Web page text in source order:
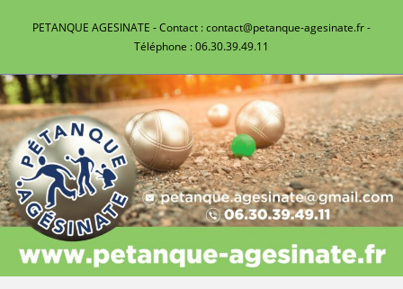
PETANQUE AGESINATE - Contact : contact@petanque-agesinate.fr -
Téléphone : 06.30.39.49.11